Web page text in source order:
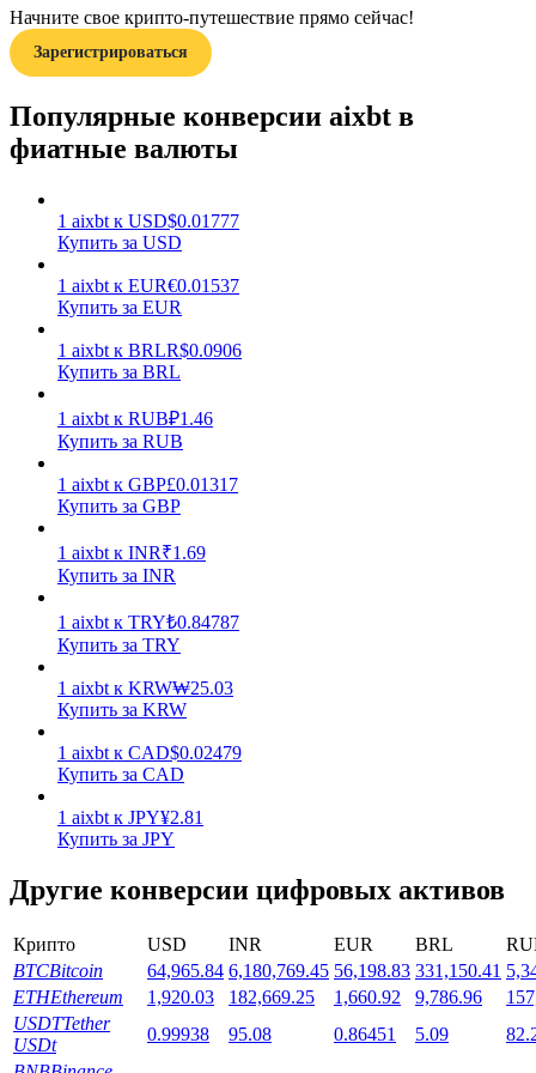
Силовая свинья
Стейкинг
Высокая прибыль и мгновенный доступ
Launchpool
Гибкая ставка для заработка популярных токенов
Начните свое крипто-путешествие прямо сейчас!
Зарегистрироваться
Популярные конверсии aixbt в
фиатные валюты
1 aixbt к USD$0.01777
Купить за USD
1 aixbt к EUR€0.01537
Купить за EUR
1 aixbt к BRLR$0.0906
Купить за BRL
1 aixbt к RUB₽1.46
Купить за RUB
1 aixbt к GBP£0.01317
Купить за GBP
1 aixbt к INR₹1.69
Купить за INR
1 aixbt к TRY₺0.84787
Купить за TRY
1 aixbt к KRW₩25.03
Купить за KRW
1 aixbt к CAD$0.02479
Купить за CAD
1 aixbt к JPY¥2.81
Купить за JPY
Другие конверсии цифровых активов
Крипто USD INR EUR BRL
BTCBitcoin 64,965.84 6,180,769.45 56,198.83 331,150.41
ETHEthereum 1,920.03 182,669.25 1,660.92 9,786.96
USDTTether
USDt
0.99938 95.08 0.86451 5.09